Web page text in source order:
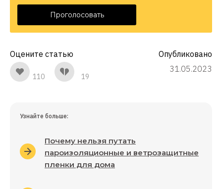
Проголосовать
Оцените статью
110 19
Опубликовано
31.05.2023
Узнайте больше:
Почему нельзя путать
пароизоляционные и ветрозащитные
пленки для дома